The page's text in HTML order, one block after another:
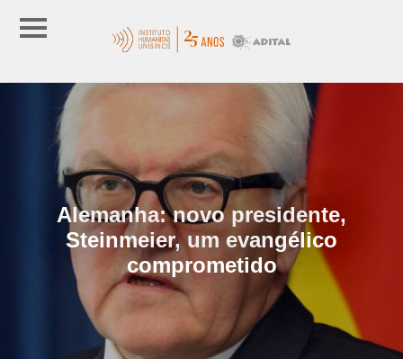
Alemanha: novo presidente,
Steinmeier, um evangélico
comprometido